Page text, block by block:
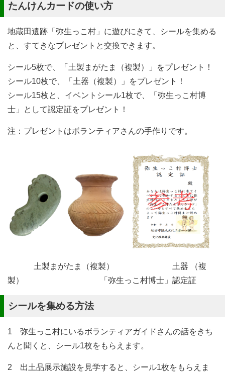
たんけんカードの使い方
地蔵田遺跡「弥生っこ村」に遊びにきて、シールを集める
と、すてきなプレゼントと交換できます。
シール5枚で、「土製まがたま（複製）」をプレゼント！
シール10枚で、「土器（複製）」をプレゼント！
シール15枚と、イベントシール1枚で、「弥生っこ村博
士」として認定証をプレゼント！
注：プレゼントはボランティアさんの手作りです。
土製まがたま（複製） 土器 （複
製） 「弥生っこ村博士」認定証
シールを集める方法
1 弥生っこ村にいるボランティアガイドさんの話をきち
んと聞くと、シール1枚をもらえます。
2 出土品展示施設を見学すると、シール1枚をもらえま